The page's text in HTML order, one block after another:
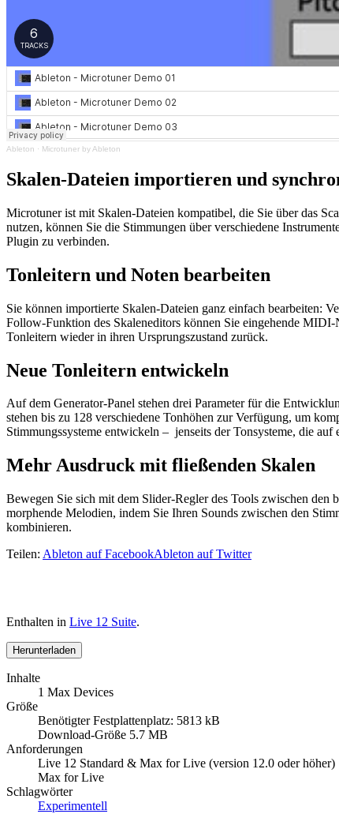
Ableton · Microtuner by Ableton
Skalen-Dateien importieren und
Microtuner ist mit Skalen-Dateien kompatibel, die Sie über das
nutzen, können Sie die Stimmungen über verschiedene
Plugin zu verbinden.
Tonleitern und Noten bearbeiten
Sie können importierte Skalen-Dateien ganz einfach bearbeiten:
Follow-Funktion des Skaleneditors können Sie eingehende MIDI-
Tonleitern wieder in ihren Ursprungszustand zurück.
Neue Tonleitern entwickeln
Auf dem Generator-Panel stehen drei Parameter für die
stehen bis zu 128 verschiedene Tonhöhen zur Verfügung, um
Stimmungssysteme entwickeln – jenseits der Tonsysteme, die
Mehr Ausdruck mit fließenden Skalen
Bewegen Sie sich mit dem Slider-Regler des Tools zwischen
morphende Melodien, indem Sie Ihren Sounds zwischen den
kombinieren.
Teilen: Ableton auf FacebookAbleton auf Twitter
Enthalten in Live 12 Suite.
Herunterladen
Inhalte
1 Max Devices
Größe
Benötigter Festplattenplatz: 5813 kB
Download-Größe 5.7 MB
Anforderungen
Live 12 Standard & Max for Live (version 12.0 oder höher)
Max for Live
Schlagwörter
Experimentell